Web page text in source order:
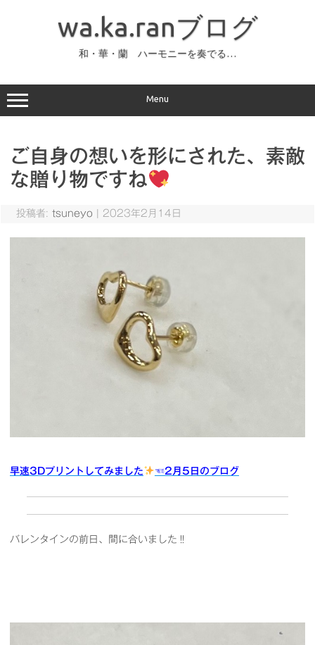
ッ
プ
wa.ka.ranブログ
和・華・蘭 ハーモニーを奏でる…
Menu
ご自身の想いを形にされた、素敵
な贈り物ですね
投稿者: tsuneyo 2023年2月14日
早速3Dプリントしてみました ☜2月5日のブログ
バレンタインの前日、間に合いました‼